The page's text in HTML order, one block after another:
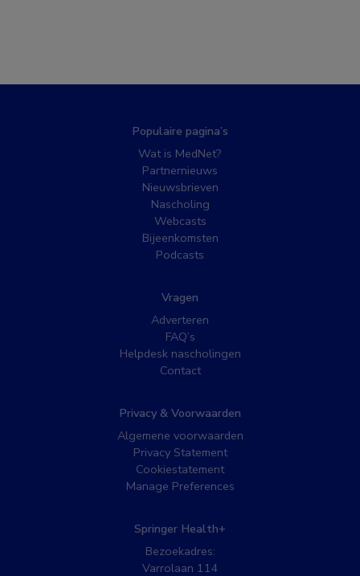
Populaire pagina’s
Wat is MedNet?
Partnernieuws
Nieuwsbrieven
Nascholing
Webcasts
Bijeenkomsten
Podcasts
Vragen
Adverteren
FAQ’s
Helpdesk nascholingen
Contact
Privacy & Voorwaarden
Algemene voorwaarden
Privacy Statement
Cookiestatement
Manage Preferences
Springer Health+
Bezoekadres:
Varrolaan 114